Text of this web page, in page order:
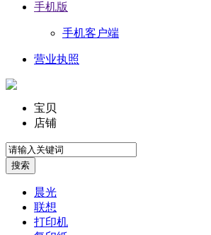
手机版
手机客户端
营业执照
宝贝
店铺
晨光
联想
打印机